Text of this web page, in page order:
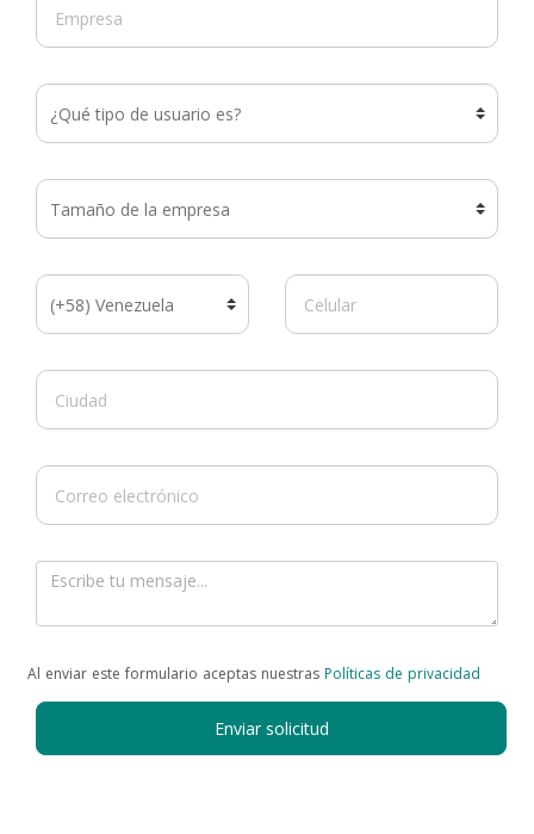
Al enviar este formulario aceptas nuestras Políticas de privacidad
Enviar solicitud